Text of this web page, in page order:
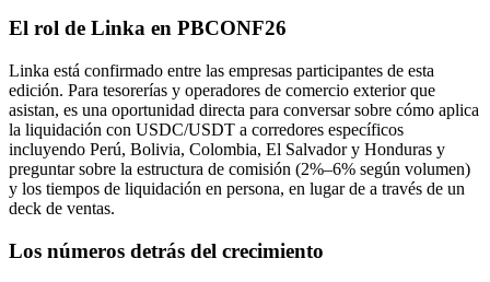
El rol de Linka en PBCONF26
Linka está confirmado entre las empresas participantes de esta
edición. Para tesorerías y operadores de comercio exterior que
asistan, es una oportunidad directa para conversar sobre cómo aplica
la liquidación con USDC/USDT a corredores específicos
incluyendo Perú, Bolivia, Colombia, El Salvador y Honduras y
preguntar sobre la estructura de comisión (2%–6% según volumen)
y los tiempos de liquidación en persona, en lugar de a través de un
deck de ventas.
Los números detrás del crecimiento